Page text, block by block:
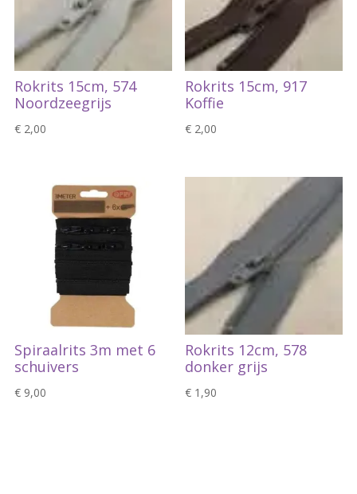
Rokrits 15cm, 574
Noordzeegrijs
€2,00
Rokrits 15cm, 917
Koffie
€ 2,00
Spiraalrits 3m met 6
schuivers
€9,00
Rokrits 12cm, 578
donker grijs
€ 1,90